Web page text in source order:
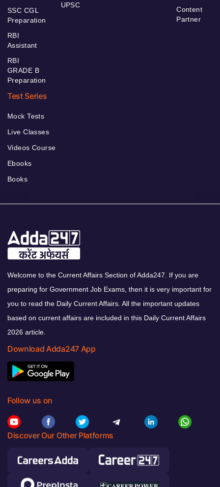
SSC CGL
Preparation
RBI
Assistant
RBI
GRADE B
Preparation
UPSC
Content
Partner
Test Series
Mock Tests
Live Classes
Videos Course
Ebooks
Books
Welcome to the Current Affairs Section of Adda247. If you are
preparing for Government Job Exams, then it is very important for
you to read the Daily Current Affairs. All the important updates
based on current affairs are included in this Daily Current Affairs
2026 article.
Download Adda247 App
Follow us on
Discover Our Other Platforms